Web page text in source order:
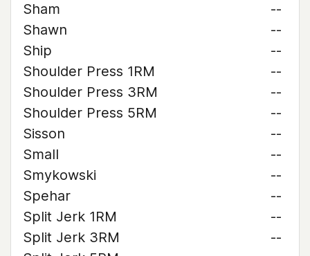
Sham
--
Shawn
--
Ship
--
Shoulder Press 1RM
--
Shoulder Press 3RM
--
Shoulder Press 5RM
--
Sisson
--
Small
--
Smykowski
--
Spehar
--
Split Jerk 1RM
--
Split Jerk 3RM
--